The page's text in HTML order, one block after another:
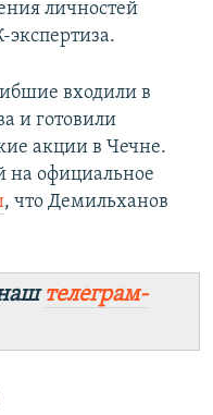
личностей
входили в
и готовили
акции в Чечне.
на официальное
, что Демильханов
телеграм-